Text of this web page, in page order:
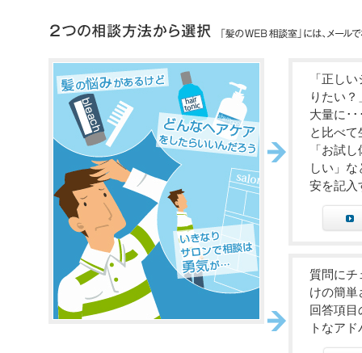
「正し
りたい
大量に･
と比べ
「お試
しい」
安を記入
質問にチ
けの簡単
回答項目
トなア